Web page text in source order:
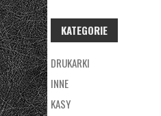
KATEGORIE
DRUKARKI
INNE
KASY